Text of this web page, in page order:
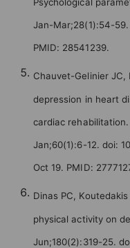
Jan-Mar;28(1):54-59.
PMID: 28541239.
Chauvet-Gelinier JC,
depression in heart
cardiac rehabilitation.
Jan;60(1):6-12. doi:
Oct 19. PMID:
Dinas PC,
physical activity on
Jun;180(2):319-25.